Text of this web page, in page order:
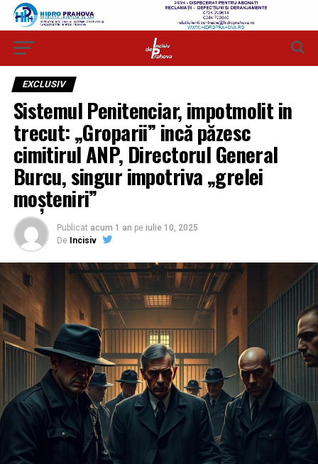
EXCLUSIV
Sistemul Penitenciar, impotmolit in
trecut: „Groparii” incă păzesc
cimitirul ANP, Directorul General
Burcu, singur impotriva „grelei
moșteniri”
Publicat acum 1 an pe iulie 10, 2025
De Incisiv